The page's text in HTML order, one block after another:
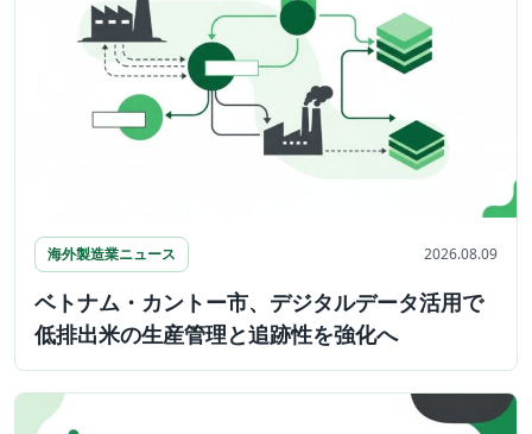
海外製造業ニュース 2026.08.09
ベトナム・カントー市、デジタルデータ活用で
低排出米の生産管理と追跡性を強化へ